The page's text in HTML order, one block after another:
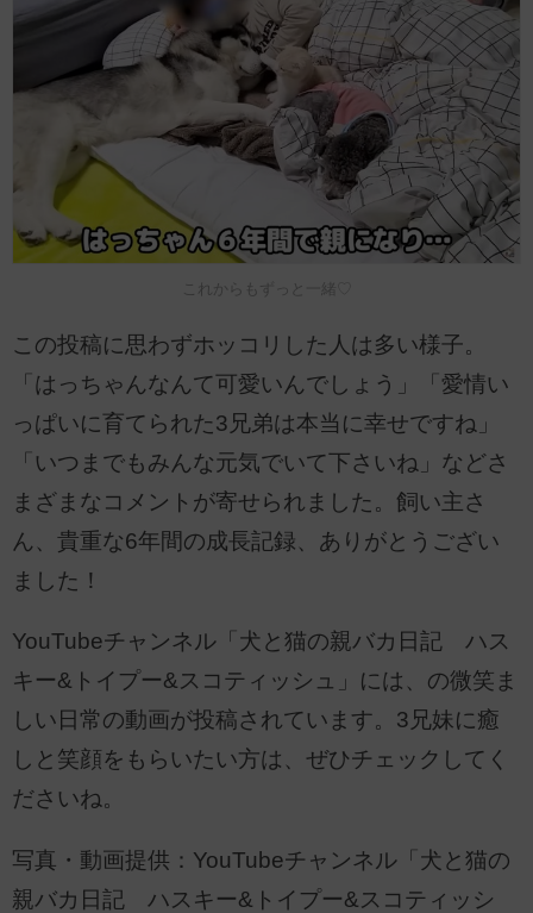
これからもずっと一緒♡
この投稿に思わずホッコリした人は多い様子。
「はっちゃんなんて可愛いんでしょう」「愛情い
っぱいに育てられた3兄弟は本当に幸せですね」
「いつまでもみんな元気でいて下さいね」などさ
まざまなコメントが寄せられました。飼い主さ
ん、貴重な6年間の成長記録、ありがとうござい
ました！
YouTubeチャンネル「犬と猫の親バカ日記 ハス
キー&トイプー&スコティッシュ」には、の微笑ま
しい日常の動画が投稿されています。3兄妹に癒
しと笑顔をもらいたい方は、ぜひチェックしてく
ださいね。
写真・動画提供：YouTubeチャンネル「犬と猫の
親バカ日記 ハスキー&トイプー&スコティッシ